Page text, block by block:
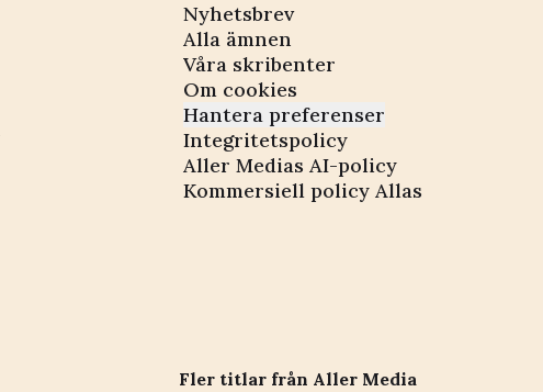
Nyhetsbrev
Alla ämnen
Våra skribenter
Om cookies
Hantera preferenser
Integritetspolicy
Aller Medias AI-policy
Kommersiell policy Allas
Fler titlar från Aller Media